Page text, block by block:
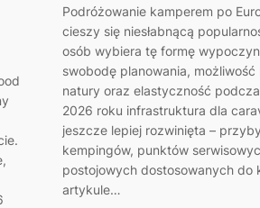
Podróżowanie kamperem po
cieszy się niesłabnącą
osób wybiera tę formę
swobodę planowania,
natury oraz elastyczność
2026 roku infrastruktura dla
jeszcze lepiej rozwinięta –
kempingów, punktów
postojowych dostosowanych do
artykule…